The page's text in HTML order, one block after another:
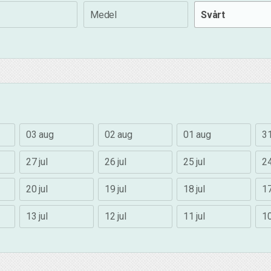
Medel Svårt
03 aug 02 aug 01 aug
27 jul 26 jul 25 jul
20 jul 19 jul 18 jul
13 jul 12 jul 11 jul